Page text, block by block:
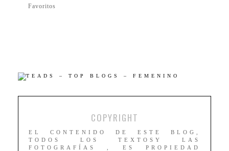
Favoritos
COPYRIGHT
EL CONTENIDO DE ESTE BLOG,
TODOS LOS TEXTOSY LAS
FOTOGRAFÍAS , ES PROPIEDAD